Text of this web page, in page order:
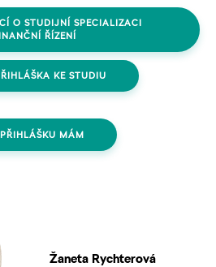
O STUDIJNÍ SPECIALIZACI
ŘÍZENÍ
KE STUDIU
MÁM
Žaneta Rychterová